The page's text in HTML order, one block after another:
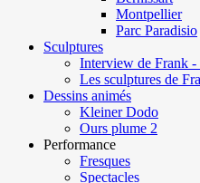
Montpellier
Parc Paradisio
Sculptures
Interview de Frank -
Les sculptures de
Dessins animés
Kleiner Dodo
Ours plume 2
Performance
Fresques
Spectacles